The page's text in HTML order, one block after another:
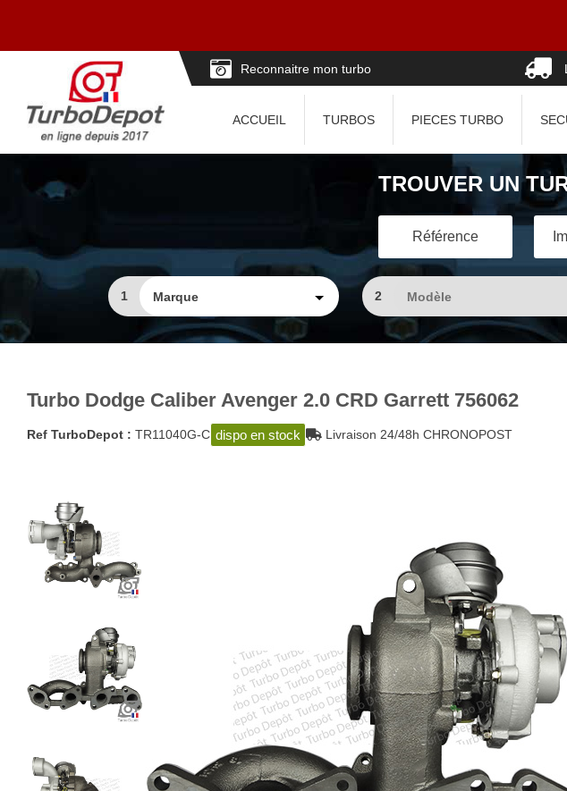
Reconnaitre mon turbo
ACCUEIL TURBOS PIECES TURBO
TROUVER UN
Référence
1 2
Turbo Dodge Caliber Avenger 2.0 CRD Garrett 756062
Ref TurboDepot : TR11040G-C dispo en stock Livraison 24/48h CHRONOPOST